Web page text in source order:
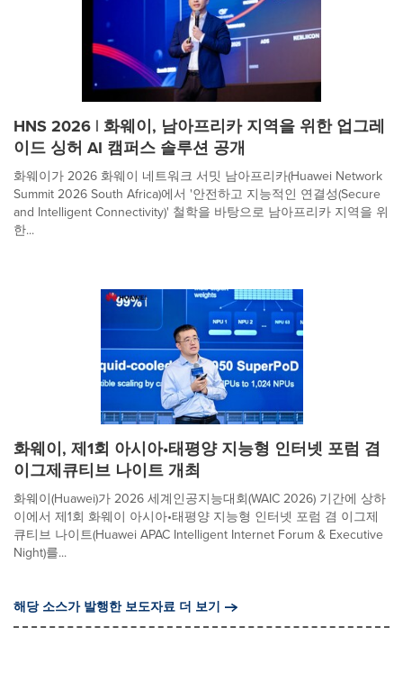
HNS 2026 | 화웨이, 남아프리카 지역을 위한 업그레
이드 싱허 AI 캠퍼스 솔루션 공개
화웨이가 2026 화웨이 네트워크 서밋 남아프리카(Huawei Network
Summit 2026 South Africa)에서 '안전하고 지능적인 연결성(Secure
and Intelligent Connectivity)' 철학을 바탕으로 남아프리카 지역을 위
한...
화웨이, 제1회 아시아•태평양 지능형 인터넷 포럼 겸
이그제큐티브 나이트 개최
화웨이(Huawei)가 2026 세계인공지능대회(WAIC 2026) 기간에 상하
이에서 제1회 화웨이 아시아•태평양 지능형 인터넷 포럼 겸 이그제
큐티브 나이트(Huawei APAC Intelligent Internet Forum & Executive
Night)를...
해당 소스가 발행한 보도자료 더 보기